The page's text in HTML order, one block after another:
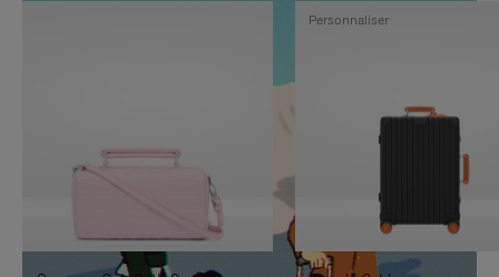
VIDÉO
PAUSE,
APPUYEZ
SUR
SON
DÉSACTIVÉ.
VEUILLEZ
Personnaliser